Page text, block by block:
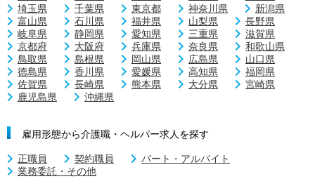
埼玉県
千葉県 東京都 神奈川県
新潟県
富山県
石川県 福井県 山梨県
長野県
岐阜県
静岡県 愛知県 三重県
滋賀県
京都府
大阪府 兵庫県 奈良県
和歌山県
鳥取県
島根県 岡山県 広島県
山口県
徳島県
香川県 愛媛県 高知県
福岡県
佐賀県
長崎県 熊本県 大分県
宮崎県
鹿児島県
沖縄県
雇用形態から介護職・ヘルパー求人を探す
正職員 契約職員
パート・アルバイト
業務委託・その他